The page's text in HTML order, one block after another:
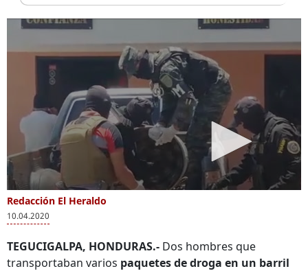
0
Redacción El Heraldo
10.04.2020
TEGUCIGALPA, HONDURAS.- Dos hombres que
transportaban varios paquetes de droga en un barril